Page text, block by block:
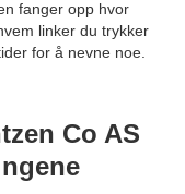
fanger opp hvor
linker du trykker
for å nevne noe.
Co AS